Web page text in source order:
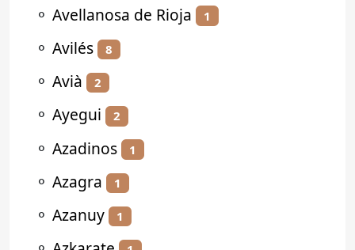
⚬ Avellanosa de Rioja 1
⚬ Avilés 8
⚬ Avià 2
⚬ Ayegui 2
⚬ Azadinos 1
⚬ Azagra 1
⚬ Azanuy 1